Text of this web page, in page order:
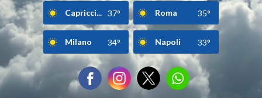
Capricci... 37° Roma 35°
Milano 34° Napoli 33°